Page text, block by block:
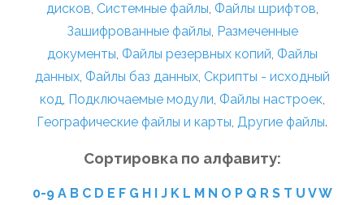
дисков, Системные файлы, Файлы шрифтов,
Зашифрованные файлы, Размеченные
документы, Файлы резервных копий, Файлы
данных, Файлы баз данных, Скрипты - исходный
код, Подключаемые модули, Файлы настроек,
Географические файлы и карты, Другие файлы.
Сортировка по алфавиту:
0-9 A B C D E F G H I J K L M N O P Q R S T U VW